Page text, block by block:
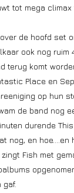
tot mega
de hoofd set
ook nog ruim
terug komt
Place en
op hun
de band nog
durende
nog, en hoe….en
zingt Fish met